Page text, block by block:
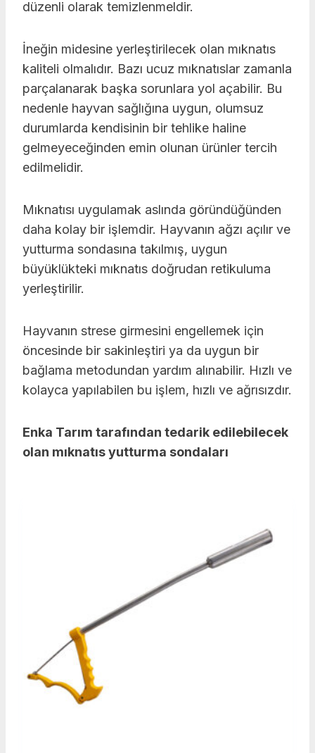
düzenli olarak temizlenmeldir.
İneğin midesine yerleştirilecek olan mıknatıs
kaliteli olmalıdır. Bazı ucuz mıknatıslar zamanla
parçalanarak başka sorunlara yol açabilir. Bu
nedenle hayvan sağlığına uygun, olumsuz
durumlarda kendisinin bir tehlike haline
gelmeyeceğinden emin olunan ürünler tercih
edilmelidir.
Mıknatısı uygulamak aslında göründüğünden
daha kolay bir işlemdir. Hayvanın ağzı açılır ve
yutturma sondasına takılmış, uygun
büyüklükteki mıknatıs doğrudan retikuluma
yerleştirilir.
Hayvanın strese girmesini engellemek için
öncesinde bir sakinleştiri ya da uygun bir
bağlama metodundan yardım alınabilir. Hızlı ve
kolayca yapılabilen bu işlem, hızlı ve ağrısızdır.
Enka Tarım tarafından tedarik edilebilecek
olan mıknatıs yutturma sondaları